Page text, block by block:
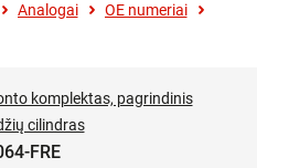
Analogai
OE numeriai
komplektas, pagrindinis
cilindras
FRE